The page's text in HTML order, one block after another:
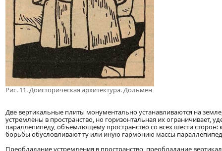
Рис. 11. Доисторическая архитектура. Дольмен
Две вертикальные плиты монументально устанавливаются на
устремлены в пространство, но горизонтальная их ограничивает,
параллепипеду, объемлющему пространство со всех шести
борьбы обусловливают ту или иную гармонию массы